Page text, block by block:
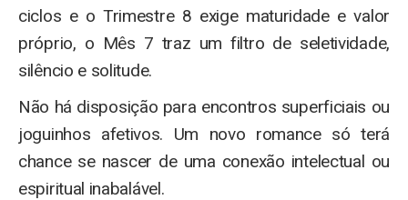
ciclos e o Trimestre 8 exige maturidade e valor
próprio, o Mês 7 traz um filtro de seletividade,
silêncio e solitude.
Não há disposição para encontros superficiais ou
joguinhos afetivos. Um novo romance só terá
chance se nascer de uma conexão intelectual ou
espiritual inabalável.